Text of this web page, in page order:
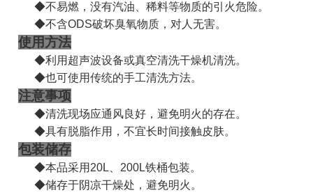
◆不易燃，没有汽油、 稀料等物质的引火危险。
◆不含ODS破坏臭氧物质，对人无害。
使用方法
◆利用超声波设备或真空清洗干燥机清洗。
◆也可使用传统的手工清洗方法。
注意事项
◆清洗现场应通风良好， 避免明火的存在。
◆具有脱脂作用，不宜长时间接触皮肤。
包装储存
◆本品采用 20L 200L铁桶包装。
◆储存于阴凉干燥处 ，避免明火。